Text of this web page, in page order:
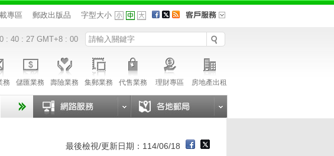
專區 郵政出版品 字型大小
0 : 40 : 27 GMT+8 : 00
務 儲匯業務 壽險業務 集郵業務 代售業務 理財專區 房地產出租
最後檢視/更新日期：114/06/18